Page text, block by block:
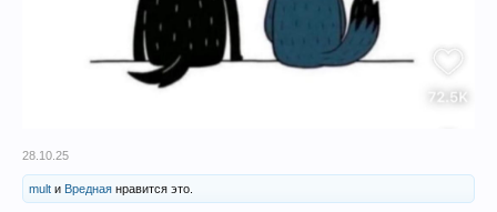
28.10.25
mult и Вредная нравится это.